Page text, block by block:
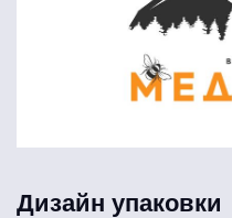
Дизайн упаковки